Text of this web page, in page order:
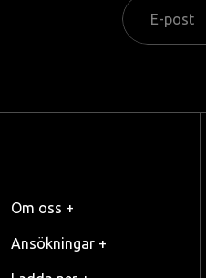
Om oss +
Ansökningar +